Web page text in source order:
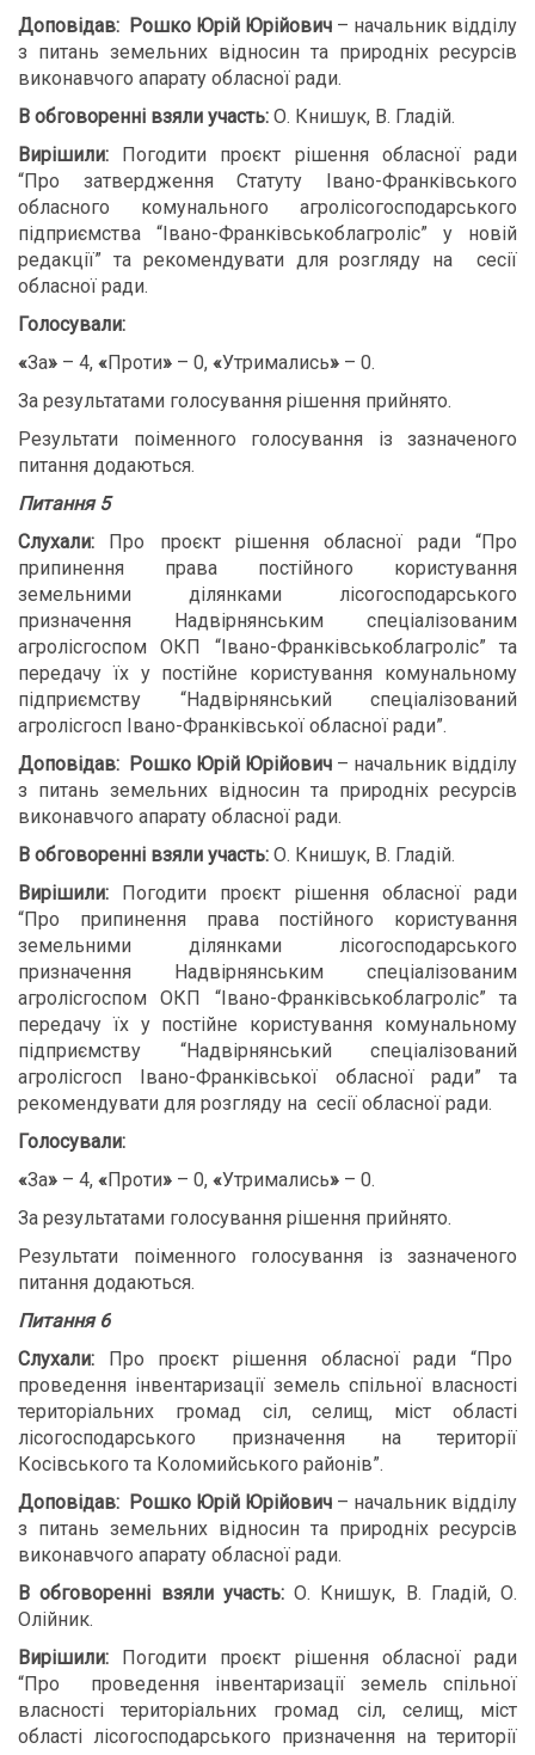
Доповідав: Рошко Юрій Юрійович – начальник відділу
з питань земельних відносин та природніх ресурсів
виконавчого апарату обласної ради.
В обговоренні взяли участь: О. Книшук, В. Гладій.
Вирішили: Погодити проєкт рішення обласної ради
“Про затвердження Статуту Івано-Франківського
обласного комунального агролісогосподарського
підприємства “Івано-Франківськоблагроліс” у новій
редакції” та рекомендувати для розгляду на сесії
обласної ради.
Голосували:
«За» – 4, «Проти» – 0, «Утримались» – 0.
За результатами голосування рішення прийнято.
Результати поіменного голосування із зазначеного
питання додаються.
Питання 5
Слухали: Про проєкт рішення обласної ради “Про
припинення права постійного користування
земельними ділянками лісогосподарського
призначення Надвірнянським спеціалізованим
агролісгоспом ОКП “Івано-Франківськоблагроліс” та
передачу їх у постійне користування комунальному
підприємству “Надвірнянський спеціалізований
агролісгосп Івано-Франківської обласної ради”.
Доповідав: Рошко Юрій Юрійович – начальник відділу
з питань земельних відносин та природніх ресурсів
виконавчого апарату обласної ради.
В обговоренні взяли участь: О. Книшук, В. Гладій.
Вирішили: Погодити проєкт рішення обласної ради
“Про припинення права постійного користування
земельними ділянками лісогосподарського
призначення Надвірнянським спеціалізованим
агролісгоспом ОКП “Івано-Франківськоблагроліс” та
передачу їх у постійне користування комунальному
підприємству “Надвірнянський спеціалізований
агролісгосп Івано-Франківської обласної ради” та
рекомендувати для розгляду на сесії обласної ради.
Голосували:
«За» – 4, «Проти» – 0, «Утримались» – 0.
За результатами голосування рішення прийнято.
Результати поіменного голосування із зазначеного
питання додаються.
Питання 6
Слухали: Про проєкт рішення обласної ради “Про
проведення інвентаризації земель спільної власності
територіальних громад сіл, селищ, міст області
лісогосподарського призначення на території
Косівського та Коломийського районів”.
Доповідав: Рошко Юрій Юрійович – начальник відділу
з питань земельних відносин та природніх ресурсів
виконавчого апарату обласної ради.
В обговоренні взяли участь:О. Книшук, В. Гладій, О.
Олійник.
Вирішили: Погодити проєкт рішення обласної ради
“Про проведення інвентаризації земель спільної
власності територіальних громад сіл, селищ, міст
області лісогосподарського призначення на території